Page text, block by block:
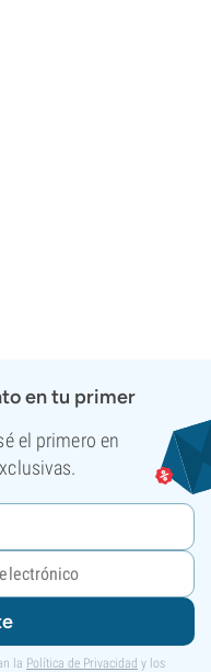
en tu primer
el primero en
la Política de Privacidad y los